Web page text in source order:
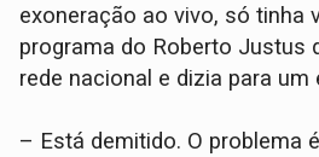
exoneração ao vivo, só tinha
programa do Roberto Justus
rede nacional e dizia para um
– Está demitido. O problema